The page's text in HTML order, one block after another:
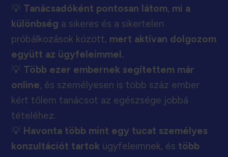
💡 Tanácsadóként pontosan látom, mi a
különbség a sikeres és a sikertelen
próbálkozások között, mert aktívan dolgozom
együtt az ügyfeleimmel.
💡 Több ezer embernek segítettem már
online, és személyesen is több száz ember
kért tőlem tanácsot az egészsége jobbá
tételéhez.
💡 Havonta több mint egy tucat személyes
konzultációt tartok ügyfeleimnek, és több